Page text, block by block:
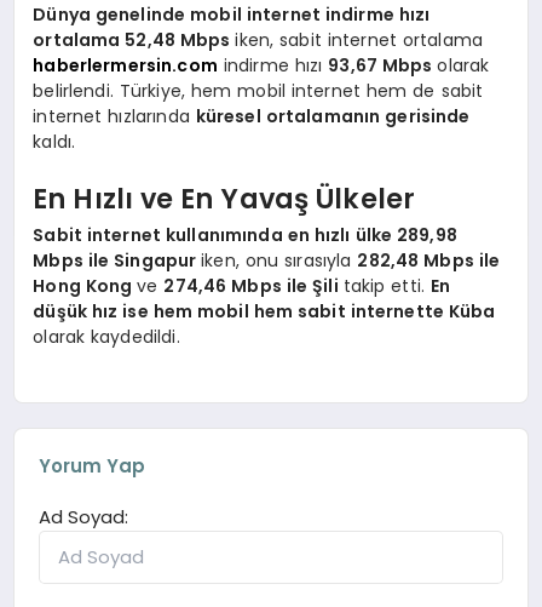
Dünya genelinde mobil internet indirme hızı
ortalama 52,48 Mbpsiken, sabit internet ortalama
haberlermersin.com indirme hızı 93,67 Mbpsolarak
belirlendi. Türkiye, hem mobil internet hem de sabit
internet hızlarında küresel ortalamanın gerisinde
kaldı.
En Hızlı ve En Yavaş Ülkeler
Sabit internet kullanımında en hızlı ülke 289,98
Mbps ile Singapuriken, onu sırasıyla 282,48 Mbps ile
Hong Kongve 274,46 Mbps ile Şili takip etti. En
düşük hız ise hem mobil hem sabit internette Küba
olarak kaydedildi.
Yorum Yap
Ad Soyad: